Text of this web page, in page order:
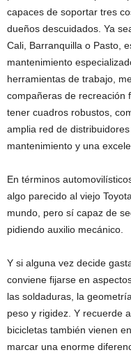
capaces de soportar tres
dueños descuidados. Ya
Cali, Barranquilla o Pasto,
mantenimiento
herramientas de trabajo,
compañeras de recreación
tener cuadros robustos,
amplia red de
mantenimiento y una
En términos
algo parecido al viejo
mundo, pero sí capaz de
pidiendo auxilio mecánico.
Y si alguna vez decide
conviene fijarse en
las soldaduras, la
peso y rigidez. Y recuerde
bicicletas también vienen
marcar una enorme